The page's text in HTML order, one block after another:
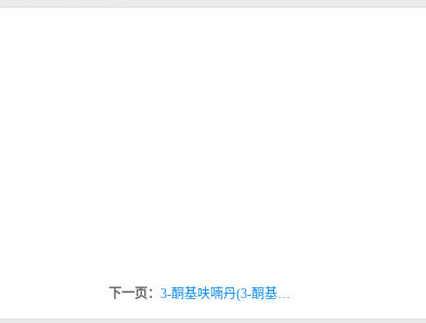
下一页：3-酮基呋喃丹(3-酮基…